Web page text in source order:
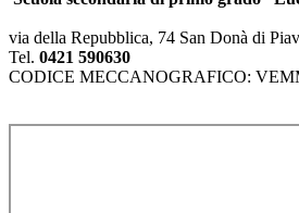
via della Repubblica, 74 San Donà di
Tel. 0421 590630
CODICE MECCANOGRAFICO: